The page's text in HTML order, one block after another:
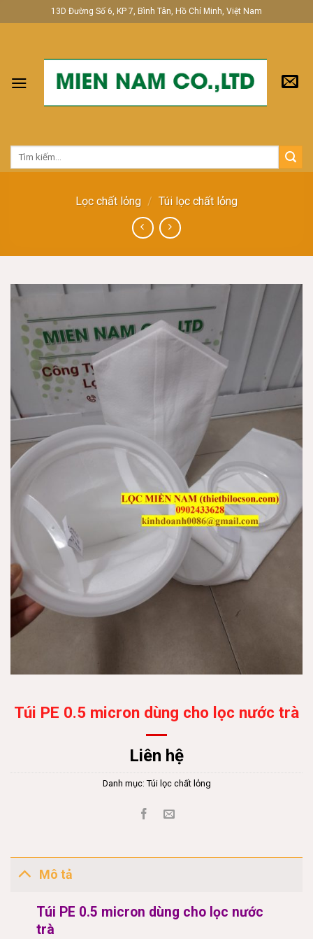
to
13D Đường Số 6, KP 7, Bình Tân, Hồ Chí Minh, Việt Nam
Tìm
Lọc chất lỏng / Túi lọc chất lỏng
Túi PE 0.5 micron dùng cho lọc nước trà
Liên hệ
Danh mục:Túi lọc chất lỏng
Mô tả
Túi PE 0.5 micron dùng cho lọc nước
trà